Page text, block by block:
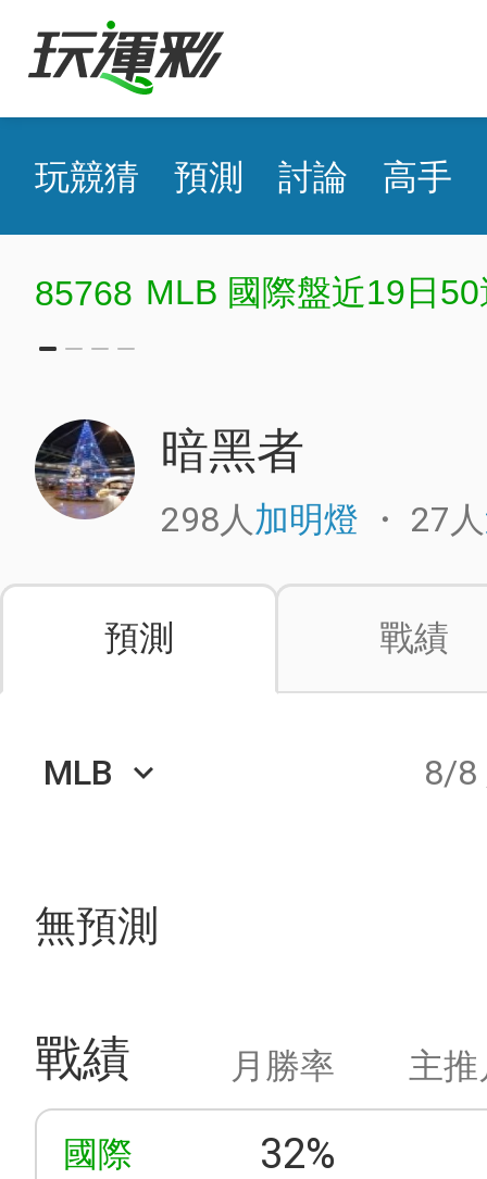
玩競猜 預測 討論 高手
85768 MLB 國際盤近19日
暗黑者
298人加明燈 ・ 27人
預測 戰績
MLB keyboard_arrow_down 8/8
無預測
戰績 月勝率 主
國際 32%